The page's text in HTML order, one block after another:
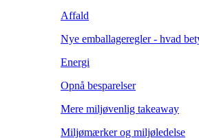
Affald
Nye emballageregler - hvad
Energi
Opnå besparelser
Mere miljøvenlig takeaway
Miljømærker og miljøledelse